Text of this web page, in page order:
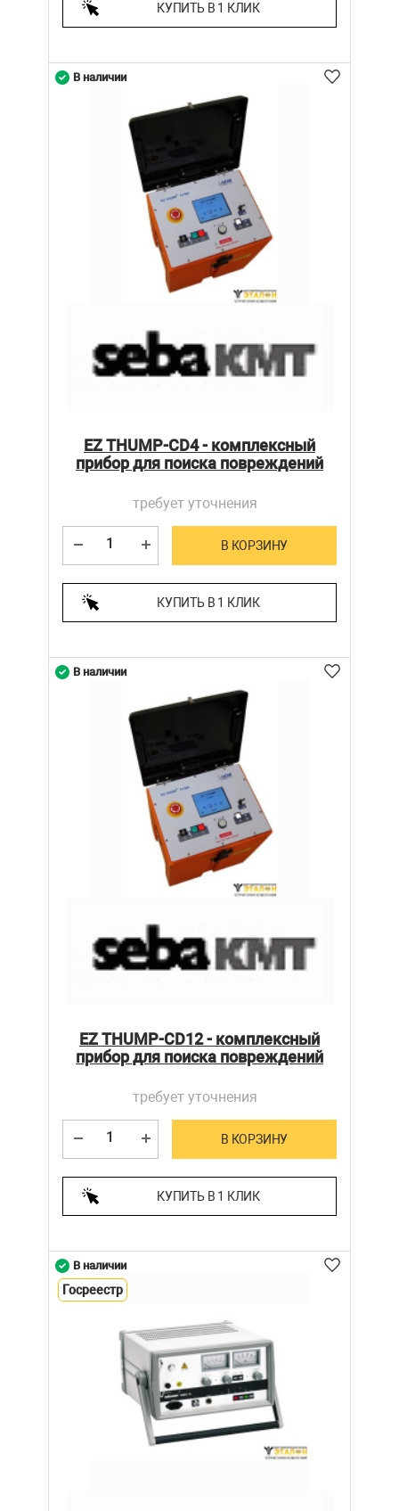
КУПИТЬ В 1 КЛИК
EZ THUMP-CD4 - комплексный
прибор для поиска повреждений
требует уточнения
В КОРЗИНУ
КУПИТЬ В 1 КЛИК
В наличии
EZ THUMP-CD12 - комплексный
прибор для поиска повреждений
требует уточнения
В КОРЗИНУ
КУПИТЬ В 1 КЛИК
В наличии
В наличии
Госреестр